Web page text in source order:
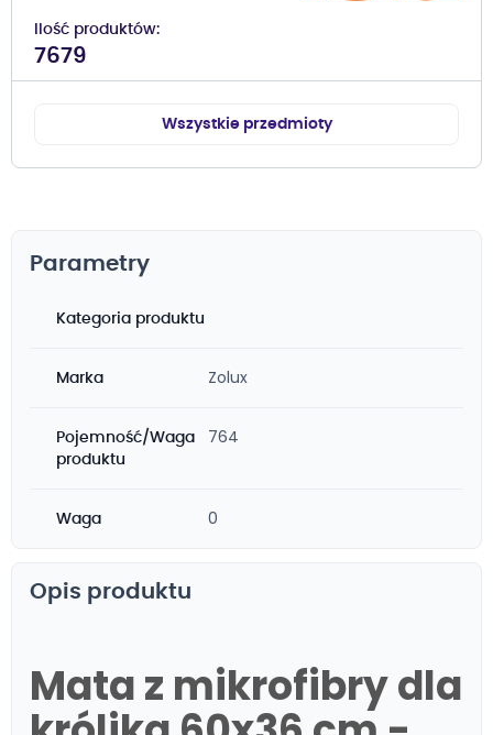
Ilość produktów
7679
Wszystkie przedmioty
Parametry
Kategoria produktu
Marka Zolux
Pojemność/Waga
produktu
764
Waga 0
Opis produktu
Mata z mikrofibry dla